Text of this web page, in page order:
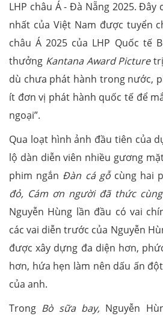
LHP châu Á - Đà Nẵng 2025. Đây
nhất của Việt Nam được tuyển
châu Á 2025 của LHP Quốc tế
thưởng Kantana Award Picture
dù chưa phát hành trong nước,
ít đơn vị phát hành quốc tế để
ngoại”.
Qua loạt hình ảnh đầu tiên của
lộ dàn diễn viên nhiều gương
phim ngắn Đàn cá gỗ cùng hai
đỏ, Cám ơn người đã thức
Nguyễn Hùng lần đầu có vai
các vai diễn trước của Nguyễn
được xây dựng đa diện hơn,
hơn, hứa hẹn làm nên dấu ấn
của anh.
Trong Bò sữa bay, Nguyễn